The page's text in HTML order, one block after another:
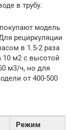
в трубу.
модель
рециркуляции
в 1.5-2 раза
10 м2 с высотой
м3/ч, но для
от 400-500
Режим